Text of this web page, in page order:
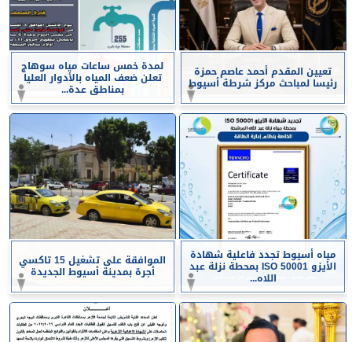
تعيين المقدم أحمد عاصم حمزة
رئيسا لمباحث مركز شرطة أسيوط
لمدة خمس ساعات مياه سوهاج
تعلن ضعف المياه بالأدوار العليا
بمناطق عدة...
مياه أسيوط تجدد فاعلية شهادة
الأيزو ISO 50001 بمحطة نزلة عبد
اللاه...
الموافقة على تشغيل 15 تاكسي
أجرة بمدينة أسيوط الجديدة